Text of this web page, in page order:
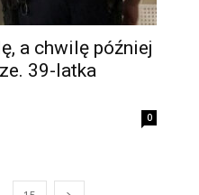
a chwilę później
39-latka
0